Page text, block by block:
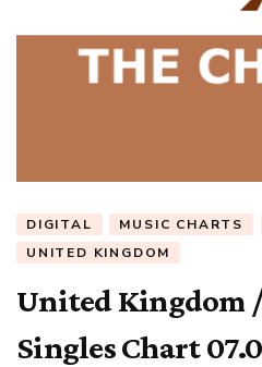
DIGITAL MUSIC CHARTS
UNITED KINGDOM
United Kingdom
Singles Chart